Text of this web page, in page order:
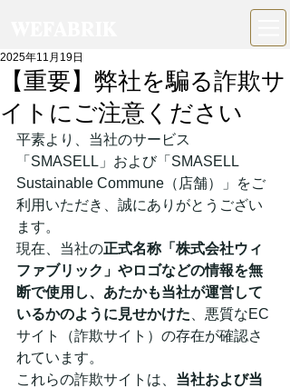
【重要】弊社を騙る詐欺サ
イトにご注意ください
2025年11月19日
平素より、当社のサービス
「SMASELL」および「SMASELL
Sustainable Commune（店舗）」をご
利用いただき、誠にありがとうござい
ます。
現在、当社の正式名称「株式会社ウィ
ファブリック」やロゴなどの情報を無
断で使用し、あたかも当社が運営して
いるかのように見せかけた 、悪質なEC
サイト（詐欺サイト）の存在が確認さ
れています。
これらの詐欺サイトは、 当社および当